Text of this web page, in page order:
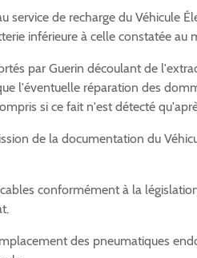
service de recharge du Véhicule
inférieure à celle constatée au
par Guerin découlant de
l'éventuelle réparation des
si ce fait n'est détecté
de la documentation du
conformément à la
des pneumatiques